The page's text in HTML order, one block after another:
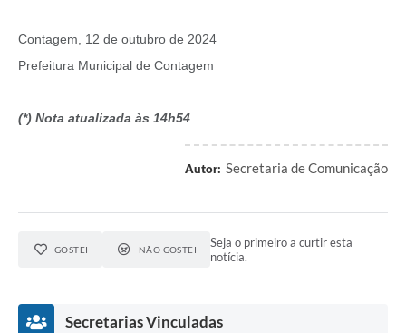
Contagem, 12 de outubro de 2024
Prefeitura Municipal de Contagem
(*) Nota atualizada às 14h54
Autor: Secretaria de Comunicação
GOSTEI NÃO GOSTEI
Seja o primeiro a curtir esta
notícia.
Secretarias Vinculadas